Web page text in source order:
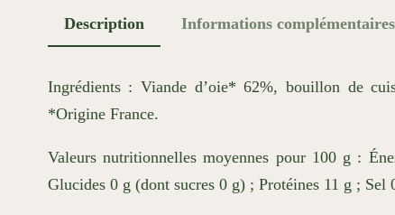
Description Informations complémentaires
Ingrédients : Viande d’oie* 62%, bouillon de
*Origine France.
Valeurs nutritionnelles moyennes pour 100 g :
Glucides 0 g (dont sucres 0 g) ; Protéines 11 g ; Sel